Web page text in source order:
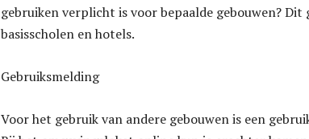
gebruiken verplicht is voor bepaalde gebouwen?
basisscholen en hotels.
Gebruiksmelding
Voor het gebruik van andere gebouwen is een